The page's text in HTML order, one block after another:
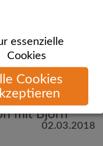
mit Björn
02.03.2018
essenzielle
Cookies
Cookies